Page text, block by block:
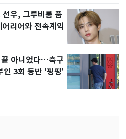
우, 그루비룸 품
리어와 전속계약
아니었다…축구
인 3회 동반 '펑펑'